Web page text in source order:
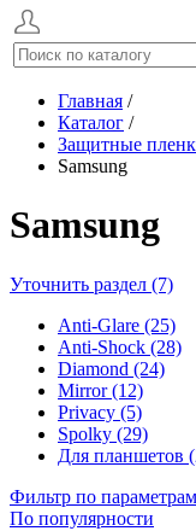
Главная /
Каталог /
Защитные
Samsung
Samsung
Уточнить раздел (7)
Anti-Glare (25)
Anti-Shock (28)
Diamond (24)
Mirror (12)
Privacy (5)
Spolky (29)
Для планшетов
Фильтр по параметрам
По популярности